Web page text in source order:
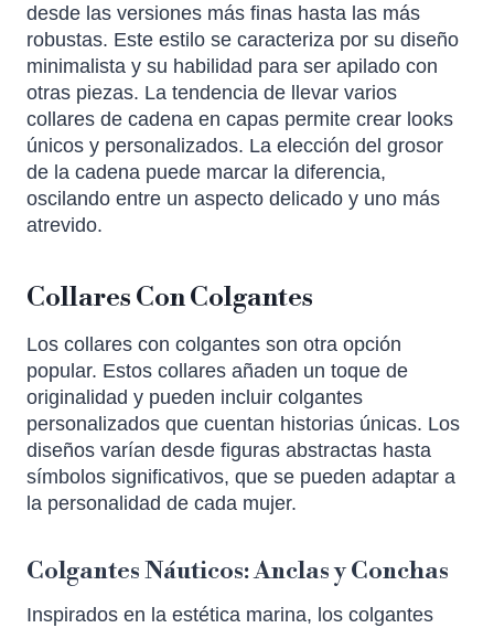
desde las versiones más finas hasta las más
robustas. Este estilo se caracteriza por su diseño
minimalista y su habilidad para ser apilado con
otras piezas. La tendencia de llevar varios
collares de cadena en capas permite crear looks
únicos y personalizados. La elección del grosor
de la cadena puede marcar la diferencia,
oscilando entre un aspecto delicado y uno más
atrevido.
Collares Con Colgantes
Los collares con colgantes son otra opción
popular. Estos collares añaden un toque de
originalidad y pueden incluir colgantes
personalizados que cuentan historias únicas. Los
diseños varían desde figuras abstractas hasta
símbolos significativos, que se pueden adaptar a
la personalidad de cada mujer.
Colgantes Náuticos: Anclas y Conchas
Inspirados en la estética marina, los colgantes